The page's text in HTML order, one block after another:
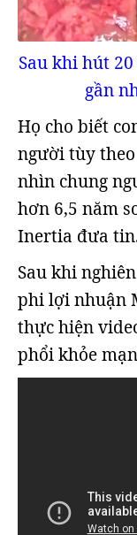
Sau khi hút
gần
Họ cho biết
người tùy
nhìn chung
hơn 6,5 năm
Inertia đưa
Sau khi
phi lợi nhuận
thực hiện
phổi khỏe